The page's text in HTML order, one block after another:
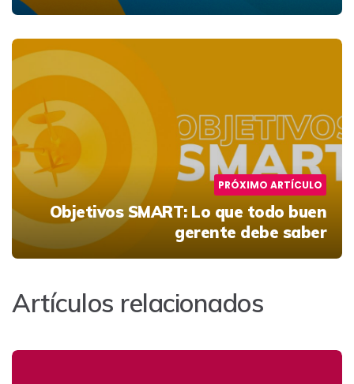
PRÓXIMO ARTÍCULO
Objetivos SMART: Lo que todo buen
gerente debe saber
Artículos relacionados